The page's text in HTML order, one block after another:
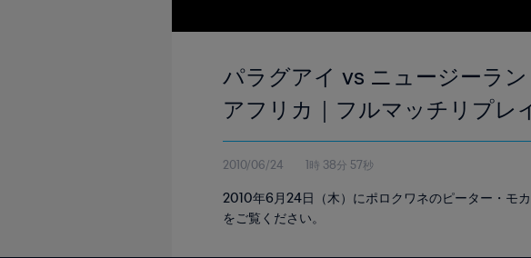
パラグアイ vs ニュージーラ
アフリカ｜フルマッチリプレ
2010/06/24 1時 38分 57秒
2010年6月24日（木）にポロクワネのピーター・モ
をご覧ください。